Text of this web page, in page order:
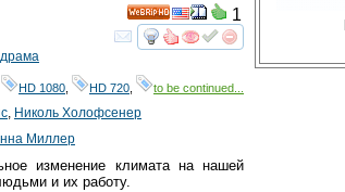
смотретьинтересует
HD
1
драма
HD 1080 HD 720 to be continued...
, Николь Холофсенер
Миллер
изменение климата на нашей
и их работу.